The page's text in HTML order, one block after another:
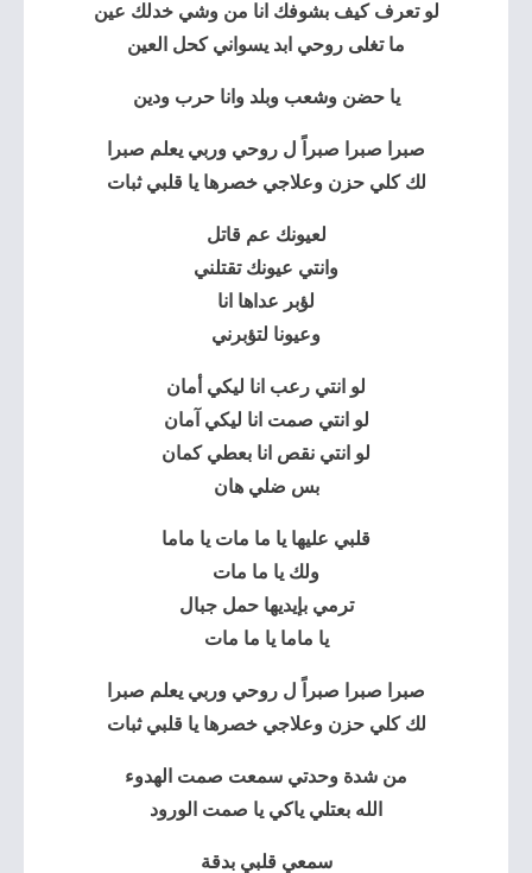
لو تعرف كيف بشوفك انا من وشي خدلك عين
ما تغلى روحي ابد يسواني كحل العين
يا حضن وشعب وبلد وانا حرب ودين
صبرا صبرا صبراً ل روحي وربي يعلم صبرا
لك كلي حزن وعلاجي خصرها يا قلبي ثبات
لعيونك عم قاتل
وانتي عيونك تقتلني
لؤبر عداها انا
وعيونا لتؤبرني
لو انتي رعب انا ليكي أمان
لو انتي صمت انا ليكي آمان
لو انتي نقص انا بعطي كمان
بس ضلي هان
قلبي عليها يا ما مات يا ماما
ولك يا ما مات
ترمي بإيديها حمل جبال
يا ماما يا ما مات
صبرا صبرا صبراً ل روحي وربي يعلم صبرا
لك كلي حزن وعلاجي خصرها يا قلبي ثبات
من شدة وحدتي سمعت صمت الهدوء
الله بعتلي ياكي يا صمت الورود
سمعي قلبي بدقة